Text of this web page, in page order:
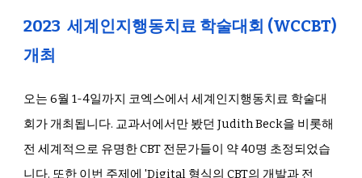
2023 세계인지행동치료 학술대회 (WCCBT)
개최
오는 6월 1-4일까지 코엑스에서 세계인지행동치료 학술대
회가 개최됩니다. 교과서에서만 봤던 Judith Beck을 비롯해
전 세계적으로 유명한 CBT 전문가들이 약 40명 초정되었습
니다. 또한 이번 주제에 'Digital 형식의 CBT의 개발과 전